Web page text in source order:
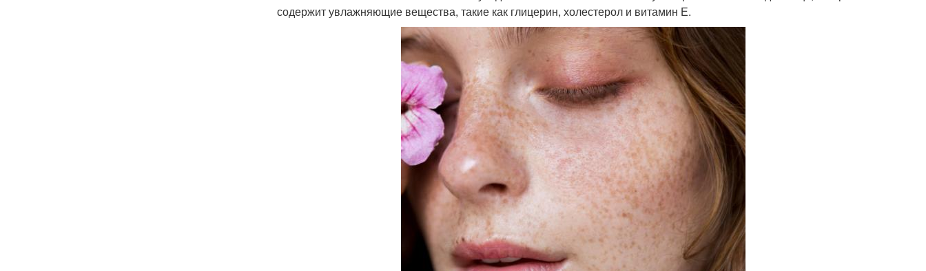
содержит увлажняющие вещества, такие как глицерин, холестерол и витамин Е.